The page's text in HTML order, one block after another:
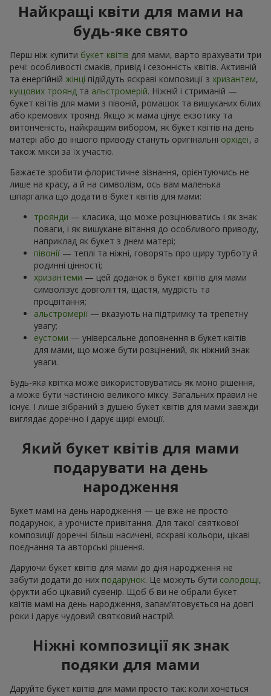
Найкращі квіти для мами на
будь-яке свято
Перш ніж купити букет квітів для мами, варто врахувати три
речі: особливості смаків, привід і сезонність квітів. Активній
та енергійній жінці підійдуть яскраві композиції з хризантем,
кущових троянд та альстромерій. Ніжній і стриманій —
букет квітів для мами з півоній, ромашок та вишуканих білих
або кремових троянд. Якщо ж мама цінує екзотику та
витонченість, найкращим вибором, як букет квітів на день
матері або до іншого приводу стануть оригінальні орхідеї, а
також мікси за їх участю.
Бажаєте зробити флористичне зізнання, орієнтуючись не
лише на красу, а й на символізм, ось вам маленька
шпаргалка що додати в букет квітів для мами:
троянди — класика, що може розцінюватись і як знак
поваги, і як вишукане вітання до особливого приводу,
наприклад як букет з днем матері;
півонії — теплі та ніжні, говорять про щиру турботу й
родинні цінності;
хризантеми — цей доданок в букет квітів для мами
символізує довголіття, щастя, мудрість та
процвітання;
альстромерії — вказують на підтримку та трепетну
увагу;
еустоми — універсальне доповнення в букет квітів
для мами, що може бути розцінений, як ніжний знак
уваги.
Будь-яка квітка може використовуватись як моно рішення,
а може бути частиною великого міксу. Загальних правил не
існує. І лише зібраний з душею букет квітів для мами завжди
виглядає доречно і дарує щирі емоції.
Який букет квітів для мами
подарувати на день
народження
Букет мамі на день народження — це вже не просто
подарунок, а урочисте привітання. Для такої святкової
композиції доречні більш насичені, яскраві кольори, цікаві
поєднання та авторські рішення.
Даруючи букет квітів для мами до дня народження не
забути додати до них подарунок. Це можуть бути солодощі,
фрукти або цікавий сувенір. Щоб б ви не обрали букет
квітів мамі на день народження, запам’ятовується на довгі
роки і дарує чудовий святковий настрій.
Ніжні композиції як знак
подяки для мами
Даруйте букет квітів для мами просто так: коли хочеться